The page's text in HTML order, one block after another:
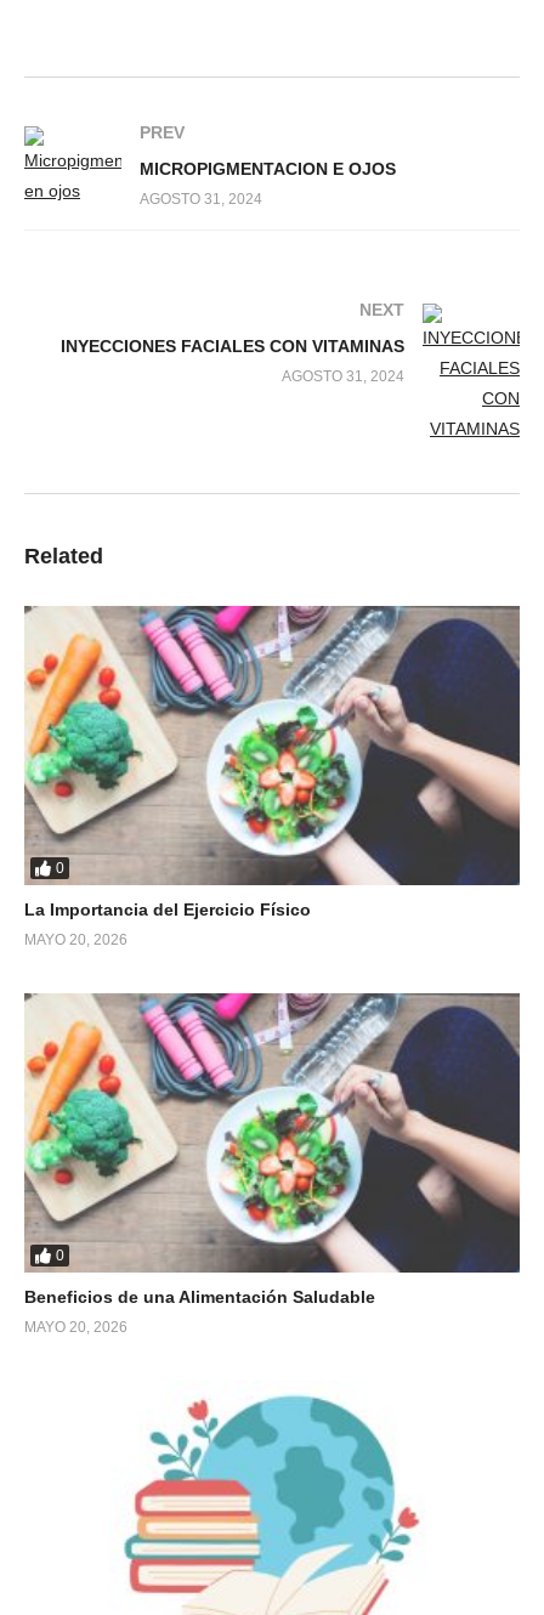
PREV
MICROPIGMENTACION E OJOS
AGOSTO 31, 2024
NEXT
INYECCIONES FACIALES CON VITAMINAS
AGOSTO 31, 2024
Related
0
La Importancia del Ejercicio Físico
MAYO 20, 2026
0
Beneficios de una Alimentación Saludable
MAYO 20, 2026